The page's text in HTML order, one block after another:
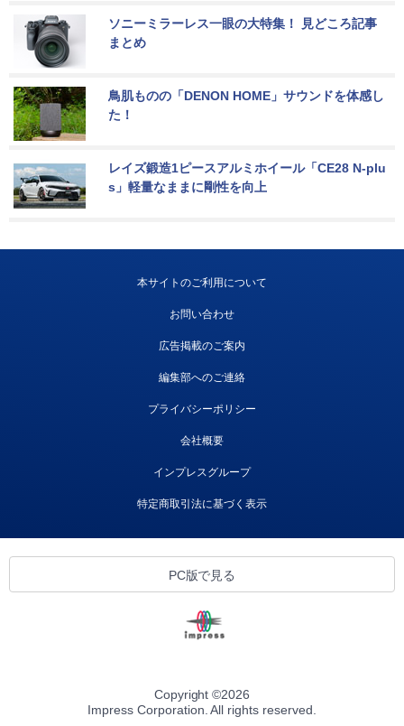
ソニーミラーレス一眼の大特集！ 見どころ記事
まとめ
鳥肌ものの「DENON HOME」サウンドを体感し
た！
レイズ鍛造1ピースアルミホイール「CE28 N-plu
s」軽量なままに剛性を向上
本サイトのご利用について
お問い合わせ
広告掲載のご案内
編集部へのご連絡
プライバシーポリシー
会社概要
インプレスグループ
特定商取引法に基づく表示
PC版で見る
Copyright ©2026
Impress Corporation. All rights reserved.